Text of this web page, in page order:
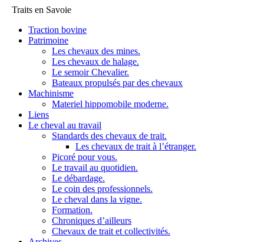
Traits en Savoie
Traction bovine
Patrimoine
Les chevaux des mines.
Les chevaux de halage.
Le semoir Chevalier.
Bateaux propulsés par des chevaux
Machinisme
Materiel hippomobile moderne.
Liens
Le cheval au travail
Standards des chevaux de trait.
Les chevaux de trait à l’étranger.
Picoré pour vous.
Le travail au quotidien.
Le débardage.
Le coin des professionnels.
Le cheval dans la vigne.
Formation.
Chroniques d’ailleurs
Chevaux de trait et collectivités.